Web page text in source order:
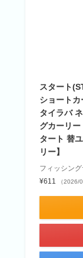
スタート
ショート
タイラバ
グカーリ
タート 替
リー】
フィッシン
¥611
（2026/